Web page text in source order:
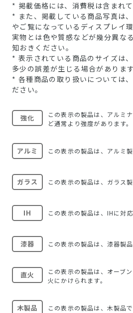
* 掲載価格には、消費税は含まれて
* また、掲載している商品写真は
やご覧になっているディスプレイ環
実物とは色や質感などが幾分異な
知おきください。
* 表示されている商品のサイズは
多少の誤差が生じる場合がありま
* 各種商品の取り扱いについては、
ださい。
強化
この表示の製品は、アルミ
ど通常より強度があります。
アルミ この表示の製品は、アルミ製
ガラス この表示の製品は、ガラス製
IH この表示の製品は、IHに対応
漆器 この表示の製品は、漆器製品
直火
この表示の製品は、オーブ
火にかけられます。
木製品 この表示の製品は、木製品で